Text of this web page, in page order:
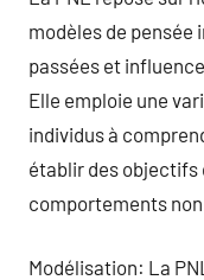
modèles de pensée
passées et
Elle emploie une
individus à
établir des objectifs
comportements
Modélisation: La